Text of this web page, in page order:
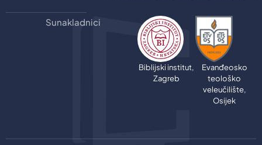
Sunakladnici
Biblijski institut,
Zagreb
Evanđeosko
teološko
veleučilište,
Osijek